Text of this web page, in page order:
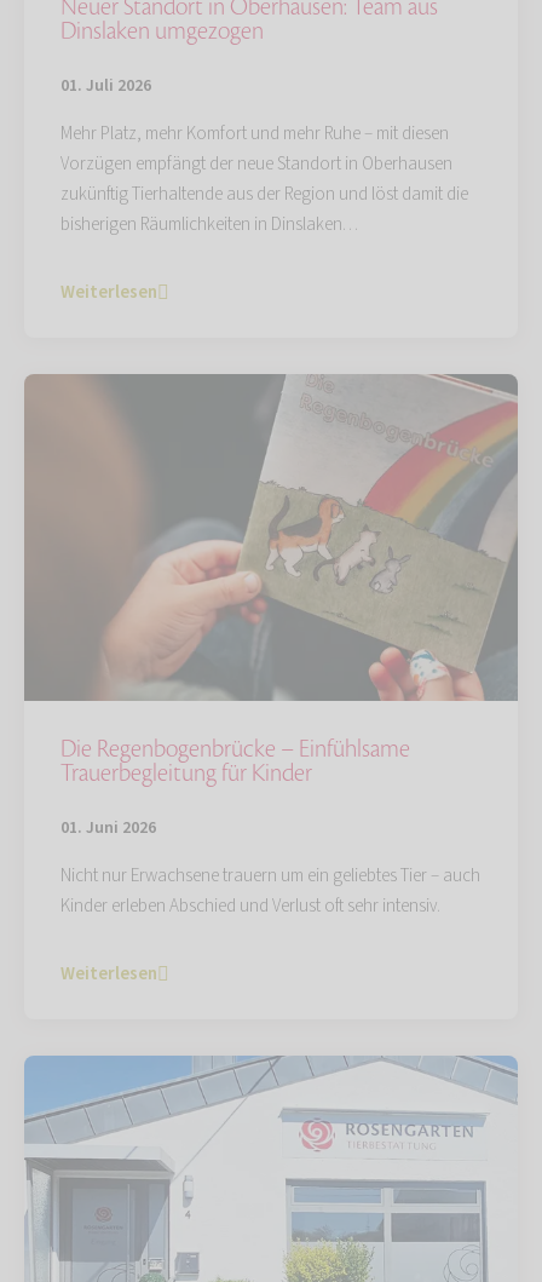
Neuer Standort in Oberhausen: Team aus
Dinslaken umgezogen
01. Juli 2026
Mehr Platz, mehr Komfort und mehr Ruhe – mit diesen
Vorzügen empfängt der neue Standort in Oberhausen
zukünftig Tierhaltende aus der Region und löst damit die
bisherigen Räumlichkeiten in Dinslaken…
Weiterlesen
Die Regenbogenbrücke – Einfühlsame
Trauerbegleitung für Kinder
01. Juni 2026
Nicht nur Erwachsene trauern um ein geliebtes Tier – auch
Kinder erleben Abschied und Verlust oft sehr intensiv.
Weiterlesen